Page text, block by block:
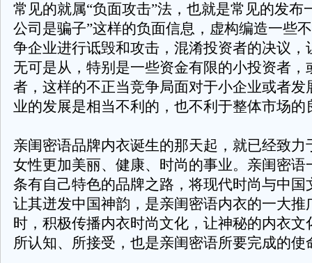
常见的就属“负面攻击”法，也就是常见的发布
公司是骗子”这样的负面信息，虚构编造一些
争企业进行诋毁和攻击，混淆投资者的决议，
无可是从，特别是一些资金有限的小投资者，
者，这样的不正当竞争局面对于小企业或者发
业的发展是相当不利的，也不利于整体市场的
亲闺密语品牌内衣诞生的那天起，就已经致力
女性更加美丽、健康、时尚的事业。亲闺密语
条有自己特色的品牌之路，将现代时尚与中国
让其迸发中国神韵，是亲闺密语内衣的一大推
时，积极传播内衣时尚文化，让神秘的内衣文
所认知、所接受，也是亲闺密语所要完成的使